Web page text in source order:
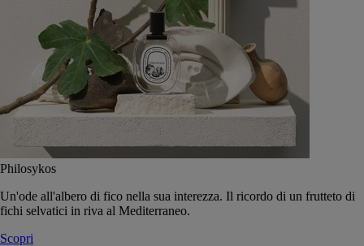
Philosykos
Un'ode all'albero di fico nella sua interezza. Il ricordo di un frutteto di
fichi selvatici in riva al Mediterraneo.
Scopri